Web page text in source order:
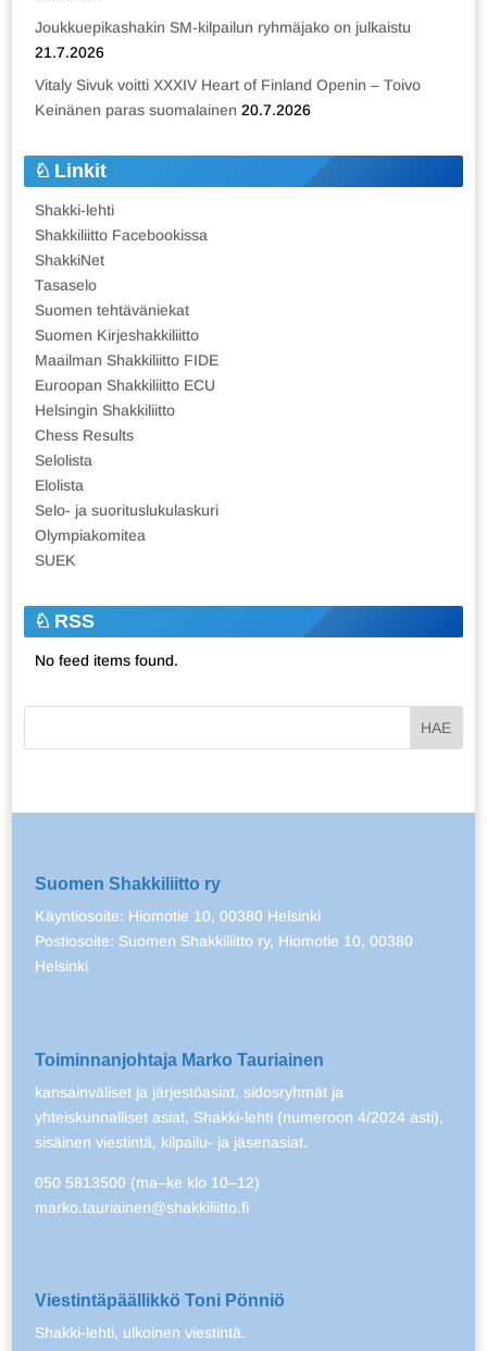
Joukkuepikashakin SM-kilpailun ryhmäjako on julkaistu
21.7.2026
Vitaly Sivuk voitti XXXIV Heart of Finland Openin – Toivo
Keinänen paras suomalainen 20.7.2026
Linkit
Shakki-lehti
Shakkiliitto Facebookissa
ShakkiNet
Tasaselo
Suomen tehtäväniekat
Suomen Kirjeshakkiliitto
Maailman Shakkiliitto FIDE
Euroopan Shakkiliitto ECU
Helsingin Shakkiliitto
Chess Results
Selolista
Elolista
Selo- ja suorituslukulaskuri
Olympiakomitea
SUEK
RSS
No feed items found.
Suomen Shakkiliitto ry
Käyntiosoite: Hiomotie 10, 00380 Helsinki
Postiosoite: Suomen Shakkiliitto ry, Hiomotie 10, 00380
Helsinki
Toiminnanjohtaja Marko Tauriainen
kansainväliset ja järjestöasiat, sidosryhmät ja
yhteiskunnalliset asiat, Shakki-lehti (numeroon 4/2024 asti),
sisäinen viestintä, kilpailu- ja jäsenasiat.
050 5813500 (ma–ke klo 10–12)
marko.tauriainen@shakkiliitto.fi
Viestintäpäällikkö Toni Pönniö
Shakki-lehti, ulkoinen viestintä.